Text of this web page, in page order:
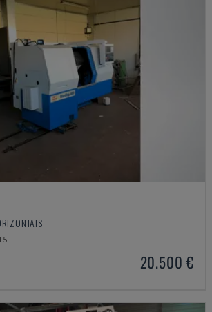
20.500 €